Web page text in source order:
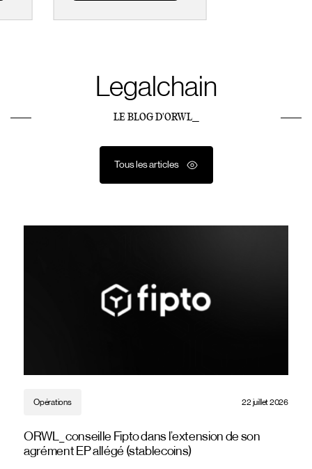
Legalchain
LE BLOG D'ORWL_
Tous les articles
Opérations 22 juillet 2026
ORWL_ conseille Fipto dans l’extension de son
agrément EP allégé (stablecoins)